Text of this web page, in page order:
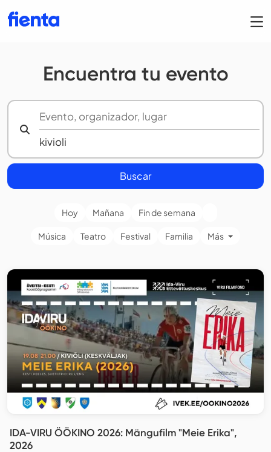
Encuentra tu evento
Buscar
Hoy Mañana Fin de semana
Música Teatro Festival Familia Más
IDA-VIRU ÖÖKINO 2026: Mängufilm "Meie Erika",
2026